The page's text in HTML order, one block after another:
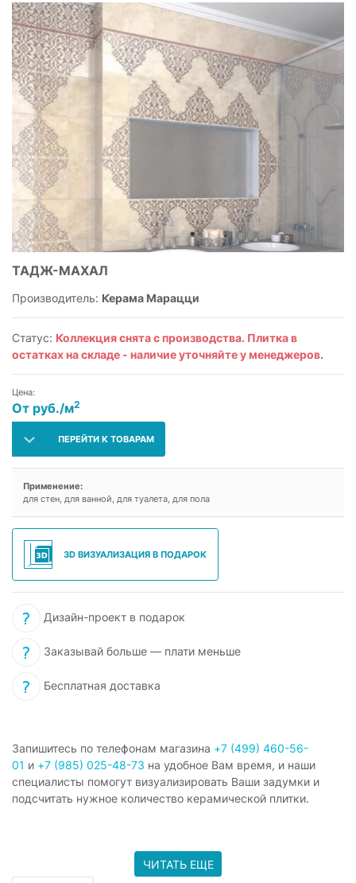
ТАДЖ-МАХАЛ
Производитель: Керама Марацци
Статус: Коллекция снята с производства. Плитка в
остатках на складе - наличие уточняйте у менеджеров.
Цена:
От руб./м2
ПЕРЕЙТИ К ТОВАРАМ
Применение:
для стен, для ванной, для туалета, для пола
3D ВИЗУАЛИЗАЦИЯ В ПОДАРОК
Дизайн-проект в подарок
Заказывай больше — плати меньше
Бесплатная доставка
Запишитесь по телефонам магазина +7 (499) 460-56-
01 и +7 (985) 025-48-73 на удобное Вам время, и наши
специалисты помогут визуализировать Ваши задумки и
подсчитать нужное количество керамической плитки.
ЧИТАТЬ ЕЩЕ